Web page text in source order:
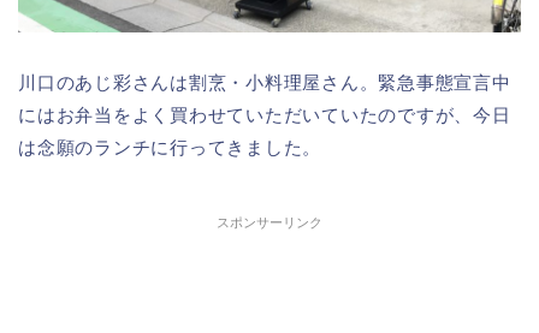
川口のあじ彩さんは割烹・小料理屋さん。緊急事態宣言中
にはお弁当をよく買わせていただいていたのですが、今日
は念願のランチに行ってきました。
スポンサーリンク